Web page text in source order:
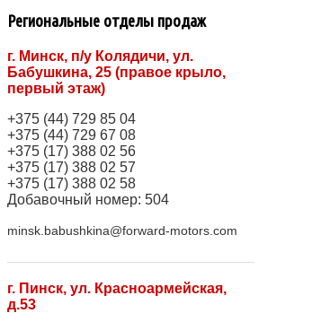
Региональные отделы продаж
г. Минск, п/у Колядичи, ул.
Бабушкина, 25 (правое крыло,
первый этаж)
+375 (44) 729 85 04
+375 (44) 729 67 08
+375 (17) 388 02 56
+375 (17) 388 02 57
+375 (17) 388 02 58
Добавочный номер: 504
minsk.babushkina@forward-motors.com
г. Пинск, ул. Красноармейская,
д.53